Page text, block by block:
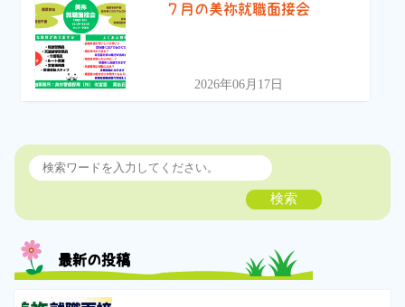
７月の美祢就職面接会
2026年06月17日
検索
最新の投稿